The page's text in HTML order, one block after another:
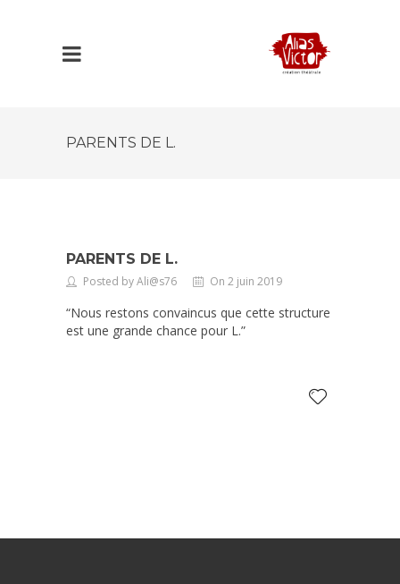
PARENTS DE L.
PARENTS DE L.
Posted by Ali@s76 On 2 juin 2019
“Nous restons convaincus que cette structure
est une grande chance pour L.”